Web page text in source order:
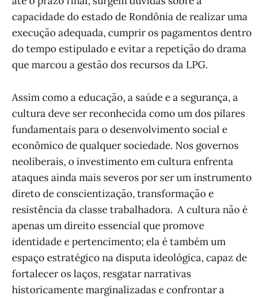
capacidade do estado de Rondônia de realizar uma
execução adequada, cumprir os pagamentos dentro
do tempo estipulado e evitar a repetição do drama
que marcou a gestão dos recursos da LPG.
Assim como a educação, a saúde e a segurança, a
cultura deve ser reconhecida como um dos pilares
fundamentais para o desenvolvimento social e
econômico de qualquer sociedade. Nos governos
neoliberais, o investimento em cultura enfrenta
ataques ainda mais severos por ser um instrumento
direto de conscientização, transformação e
resistência da classe trabalhadora. A cultura não é
apenas um direito essencial que promove
identidade e pertencimento; ela é também um
espaço estratégico na disputa ideológica, capaz de
fortalecer os laços, resgatar narrativas
historicamente marginalizadas e confrontar a